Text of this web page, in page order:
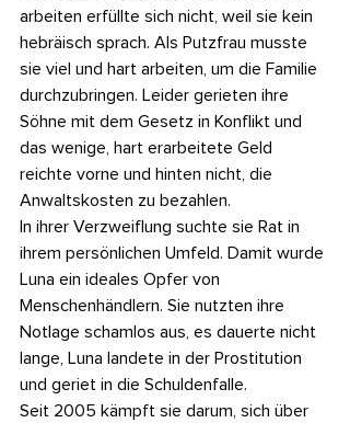
arbeiten erfüllte sich nicht, weil sie kein
hebräisch sprach. Als Putzfrau musste
sie viel und hart arbeiten, um die Familie
durchzubringen. Leider gerieten ihre
Söhne mit dem Gesetz in Konflikt und
das wenige, hart erarbeitete Geld
reichte vorne und hinten nicht, die
Anwaltskosten zu bezahlen.
In ihrer Verzweiflung suchte sie Rat in
ihrem persönlichen Umfeld. Damit wurde
Luna ein ideales Opfer von
Menschenhändlern. Sie nutzten ihre
Notlage schamlos aus, es dauerte nicht
lange, Luna landete in der Prostitution
und geriet in die Schuldenfalle.
Seit 2005 kämpft sie darum, sich über